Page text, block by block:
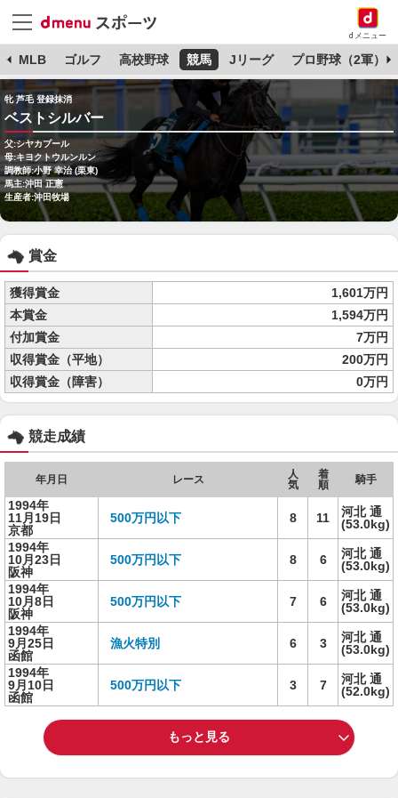
dメニュー
MLB ゴルフ 高校野球 競馬 Jリーグ プロ野球（2軍）
牝 芦毛 登録抹消
ベストシルバー
父:シヤカプール
母:キヨクトウルンルン
調教師:小野 幸治 (栗東)
馬主:沖田 正憲
生産者:沖田牧場
賞金
獲得賞金
1,601万円
本賞金
1,594万円
付加賞金
7万円
収得賞金（平地）
200万円
収得賞金（障害）
0万円
競走成績
年月日 レース
人
気
着
順
騎手
1994年
11月19日
京都
500万円以下 8 11
河北 通
(53.0kg)
1994年
10月23日
阪神
500万円以下 8 6
河北 通
(53.0kg)
1994年
10月8日
阪神
500万円以下 7 6
河北 通
(53.0kg)
1994年
9月25日
函館
漁火特別 6 3
河北 通
(53.0kg)
1994年
9月10日
函館
500万円以下 3 7
河北 通
(52.0kg)
もっと見る